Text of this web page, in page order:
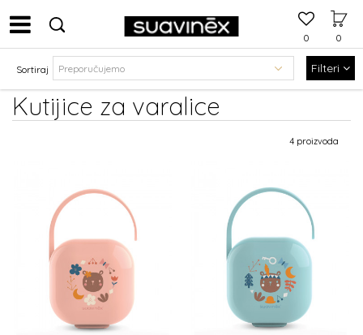
0
0
Kutijice za varalice
Sortiraj Filteri
4 proizvoda